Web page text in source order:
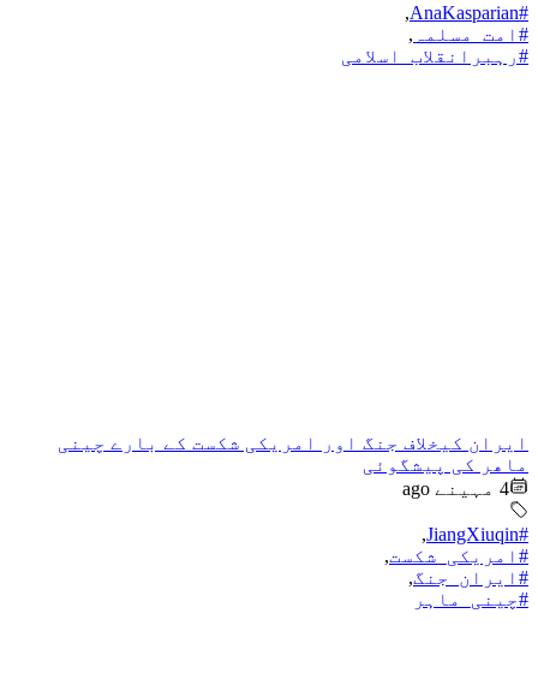
#AnaKasparian
,
#امت_مسلمہ ,
#رہبرانقلاب_اسلامی
ایران کیخلاف جنگ اور امریکی شکست کے بارے چینی
ماھر کی پیشگوئی
4 مہینے ago
#JiangXiuqin
,
#امریکی_شکست,
#ایران_جنگ,
#چینی_ماہر